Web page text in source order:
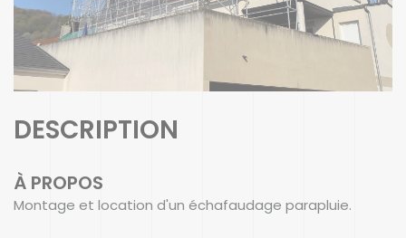
DESCRIPTION
À PROPOS
Montage et location d'un échafaudage parapluie.